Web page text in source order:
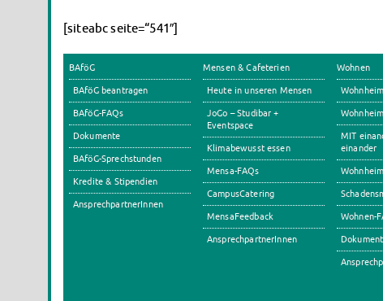
[siteabc seite=“541″]
BAföG
BAföG beantragen
BAföG-FAQs
Dokumente
BAföG-Sprechstunden
Kredite & Stipendien
AnsprechpartnerInnen
Mensen & Cafeterien
Heute in unseren Mensen
JoGo – Studibar +
Eventspace
Klimabewusst essen
Mensa-FAQs
CampusCatering
MensaFeedback
AnsprechpartnerInnen
Wohnen
MIT
einander
Wohnen-